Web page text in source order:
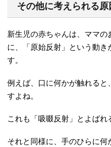
その他に考えられる原
新生児の赤ちゃんは、ママ
に、「原始反射」という動き
す。
例えば、口に何かが触れると
すよね。
これも「吸啜反射」とよばれ
それと同様に、手のひらに何